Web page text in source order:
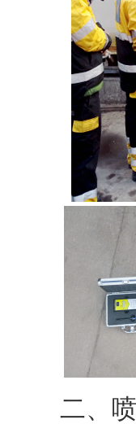
二、